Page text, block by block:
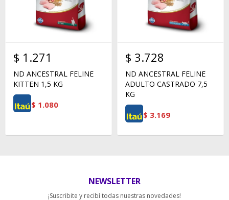
$ 1.271
ND ANCESTRAL FELINE
KITTEN 1,5 KG
$ 1.080
$ 3.728
ND ANCESTRAL FELINE
ADULTO CASTRADO 7,5
KG
$ 3.169
NEWSLETTER
¡Suscribite y recibí todas nuestras novedades!